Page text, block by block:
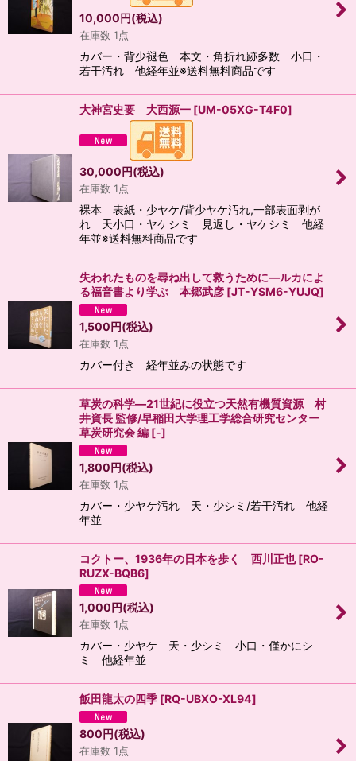
10,000円(税込)
在庫数 1点
カバー・背少褪色 本文・角折れ跡多数 小口・
若干汚れ 他経年並※送料無料商品です
大神宮史要 大西源一 [UM-05XG-T4F0]
30,000円(税込)
在庫数 1点
裸本 表紙・少ヤケ/背少ヤケ汚れ,一部表面剥が
れ 天小口・ヤケシミ 見返し・ヤケシミ 他経
年並※送料無料商品です
失われたものを尋ね出して救うために―ルカによ
る福音書より学ぶ 本郷武彦 [JT-YSM6-YUJQ]
1,500円(税込)
在庫数 1点
カバー付き 経年並みの状態です
草炭の科学―21世紀に役立つ天然有機質資源 村
井資長 監修/早稲田大学理工学総合研究センター
草炭研究会 編 [-]
1,800円(税込)
在庫数 1点
カバー・少ヤケ汚れ 天・少シミ/若干汚れ 他経
年並
コクトー、1936年の日本を歩く 西川正也 [RO-
RUZX-BQB6]
1,000円(税込)
在庫数 1点
カバー・少ヤケ 天・少シミ 小口・僅かにシ
ミ 他経年並
飯田龍太の四季 [RQ-UBXO-XL94]
800円(税込)
在庫数 1点